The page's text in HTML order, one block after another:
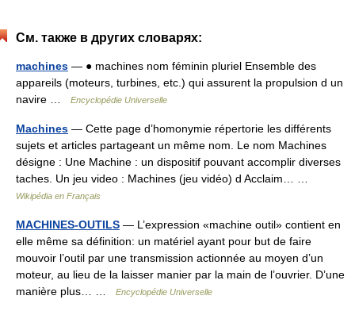
См. также в других словарях:
machines — ● machines nom féminin pluriel Ensemble des
appareils (moteurs, turbines, etc.) qui assurent la propulsion d un
navire …
Encyclopédie Universelle
Machines — Cette page d’homonymie répertorie les différents
sujets et articles partageant un même nom. Le nom Machines
désigne : Une Machine : un dispositif pouvant accomplir diverses
taches. Un jeu video : Machines (jeu vidéo) d Acclaim… …
Wikipédia en Français
MACHINES-OUTILS — L’expression «machine outil» contient en
elle même sa définition: un matériel ayant pour but de faire
mouvoir l’outil par une transmission actionnée au moyen d’un
moteur, au lieu de la laisser manier par la main de l’ouvrier. D’une
manière plus… …
Encyclopédie Universelle